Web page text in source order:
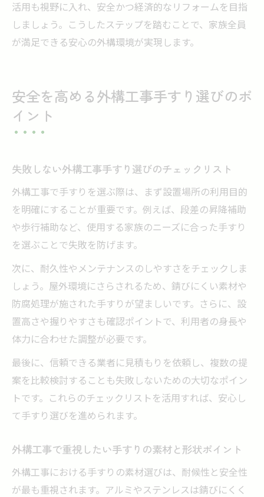
活用も視野に入れ、安全かつ経済的なリフォームを目指
しましょう。こうしたステップを踏むことで、家族全員
が満足できる安心の外構環境が実現します。
安全を高める外構工事手すり選びのポ
イント
失敗しない外構工事手すり選びのチェックリスト
外構工事で手すりを選ぶ際は、まず設置場所の利用目的
を明確にすることが重要です。例えば、段差の昇降補助
や歩行補助など、使用する家族のニーズに合った手すり
を選ぶことで失敗を防げます。
次に、耐久性やメンテナンスのしやすさをチェックしま
しょう。屋外環境にさらされるため、錆びにくい素材や
防腐処理が施された手すりが望ましいです。さらに、設
置高さや握りやすさも確認ポイントで、利用者の身長や
体力に合わせた調整が必要です。
最後に、信頼できる業者に見積もりを依頼し、複数の提
案を比較検討することも失敗しないための大切なポイン
トです。これらのチェックリストを活用すれば、安心し
て手すり選びを進められます。
外構工事で重視したい手すりの素材と形状ポイント
外構工事における手すりの素材選びは、耐候性と安全性
が最も重視されます。アルミやステンレスは錆びにくく